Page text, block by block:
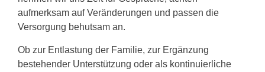
aufmerksam auf Veränderungen und passen die
Versorgung behutsam an.
Ob zur Entlastung der Familie, zur Ergänzung
bestehender Unterstützung oder als kontinuierliche